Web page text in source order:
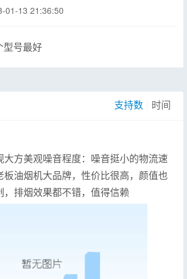
01-13 21:36:50
型号最好
支持数 时间
大方美观噪音程度：噪音挺小的物流速
板油烟机大品牌，性价比很高，颜值也
，排烟效果都不错，值得信赖